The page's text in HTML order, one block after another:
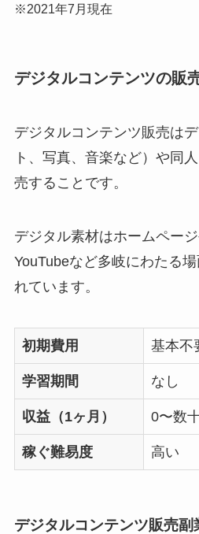
※2021年7月現在
デジタルコンテンツの販
デジタルコンテンツ販売は
ト、写真、音楽など）や同
売することです。
デジタル素材はホームページ
YouTubeなど多岐にわたる
れています。
初期費用 基本不
学習期間 なし
収益（1ヶ月） 0〜数
稼ぐ難易度 高い
デジタルコンテンツ販売副